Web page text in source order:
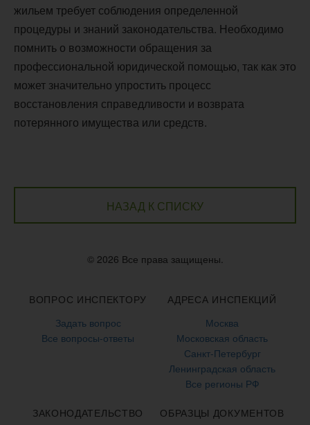
жильем требует соблюдения определенной
процедуры и знаний законодательства. Необходимо
помнить о возможности обращения за
профессиональной юридической помощью, так как это
может значительно упростить процесс
восстановления справедливости и возврата
потерянного имущества или средств.
НАЗАД К СПИСКУ
© 2026 Все права защищены.
ВОПРОС ИНСПЕКТОРУ
Задать вопрос
Все вопросы-ответы
АДРЕСА ИНСПЕКЦИЙ
Москва
Московская область
Санкт-Петербург
Ленинградская область
Все регионы РФ
ЗАКОНОДАТЕЛЬСТВО
ОБРАЗЦЫ ДОКУМЕНТОВ